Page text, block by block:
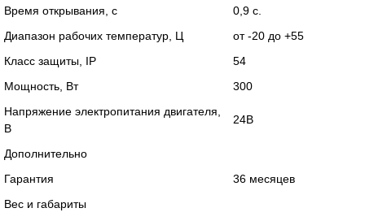
Время открывания, с
0,9 с.
Диапазон рабочих температур, Ц
от -20 до +55
Класс защиты, IP
54
Мощность, Вт
300
Напряжение электропитания двигателя,
В
24В
Дополнительно
Гарантия
36 месяцев
Вес и габариты